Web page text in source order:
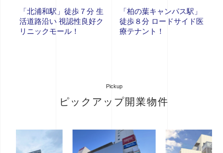
「北浦和駅」徒歩７分 生
活道路沿い 視認性良好ク
リニックモール！
「柏の葉キャンパス駅」
徒歩８分 ロードサイド医
療テナント！
Pickup
ピックアップ開業物件